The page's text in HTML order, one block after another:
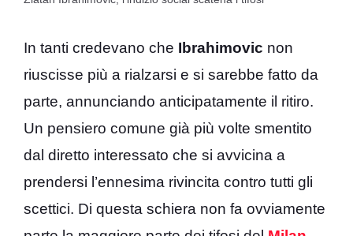
In tanti credevano che Ibrahimovic non
riuscisse più a rialzarsi e si sarebbe fatto da
parte, annunciando anticipatamente il ritiro.
Un pensiero comune già più volte smentito
dal diretto interessato che si avvicina a
prendersi l’ennesima rivincita contro tutti gli
scettici. Di questa schiera non fa ovviamente